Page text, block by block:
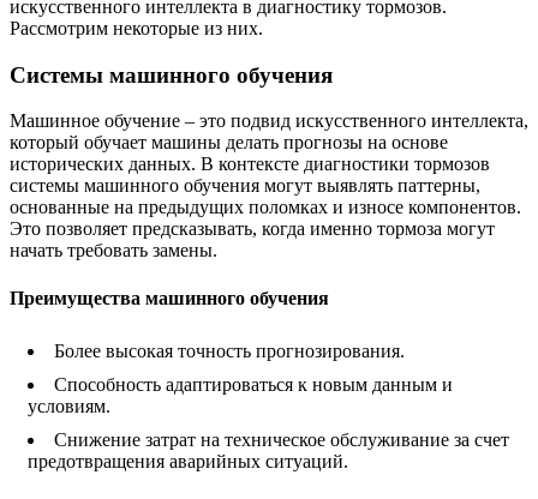
искусственного интеллекта в диагностику тормозов.
Рассмотрим некоторые из них.
Системы машинного обучения
Машинное обучение – это подвид искусственного интеллекта,
который обучает машины делать прогнозы на основе
исторических данных. В контексте диагностики тормозов
системы машинного обучения могут выявлять паттерны,
основанные на предыдущих поломках и износе компонентов.
Это позволяет предсказывать, когда именно тормоза могут
начать требовать замены.
Преимущества машинного обучения
Более высокая точность прогнозирования.
Способность адаптироваться к новым данным и
условиям.
Снижение затрат на техническое обслуживание за счет
предотвращения аварийных ситуаций.